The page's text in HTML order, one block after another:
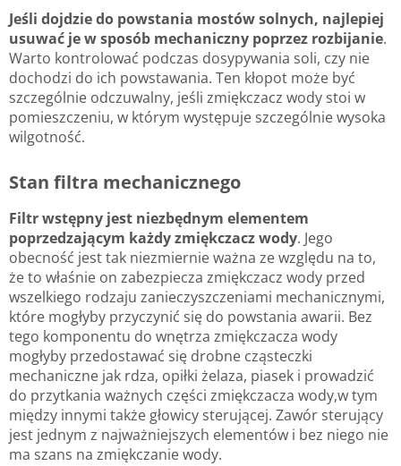
Jeśli dojdzie do powstania mostów solnych, najlepiej
usuwać je w sposób mechaniczny poprzez rozbijanie.
Warto kontrolować podczas dosypywania soli, czy nie
dochodzi do ich powstawania. Ten kłopot może być
szczególnie odczuwalny, jeśli zmiękczacz wody stoi w
pomieszczeniu, w którym występuje szczególnie wysoka
wilgotność.
Stan filtra mechanicznego
Filtr wstępny jest niezbędnym elementem
poprzedzającym każdy zmiękczacz wody. Jego
obecność jest tak niezmiernie ważna ze względu na to,
że to właśnie on zabezpiecza zmiękczacz wody przed
wszelkiego rodzaju zanieczyszczeniami mechanicznymi,
które mogłyby przyczynić się do powstania awarii. Bez
tego komponentu do wnętrza zmiękczacza wody
mogłyby przedostawać się drobne cząsteczki
mechaniczne jak rdza, opiłki żelaza, piasek i prowadzić
do przytkania ważnych części zmiękczacza wody,w tym
między innymi także głowicy sterującej. Zawór sterujący
jest jednym z najważniejszych elementów i bez niego nie
ma szans na zmiękczanie wody.